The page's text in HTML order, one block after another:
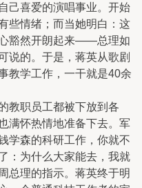
己喜爱的演唱事业。开始
些情绪；而当她明白：这
豁然开朗起来——总理如
说的。于是，蒋英从歌剧
教学工作，一干就是40余
职员工都被下放到各
满怀热情地准备下去。军
学森的科研工作，你就不
：为什么大家能去，我就
总理的指示。蒋英终于明